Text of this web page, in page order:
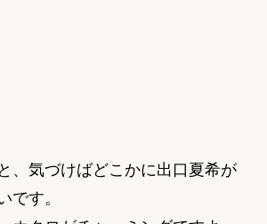
、気づけばどこかに出口夏希が
です。